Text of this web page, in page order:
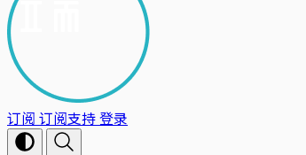
订阅 订阅支持登录